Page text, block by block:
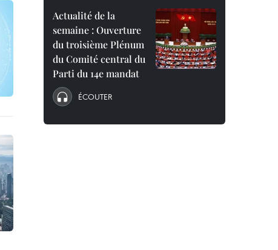
Actualité de la
semaine : Ouverture
du troisième Plénum
du Comité central du
Parti du 14e mandat
ÉCOUTER